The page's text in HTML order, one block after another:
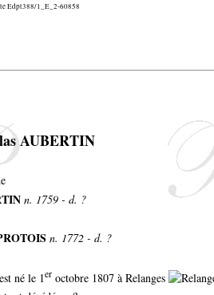
Edpt388/1_E_2-60858
AUBERTIN
n. 1759 - d. ?
n. 1772 - d. ?
est né le 1er octobre 1807 à Relanges